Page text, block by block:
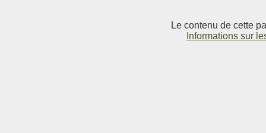
Le contenu de cette
Informations sur